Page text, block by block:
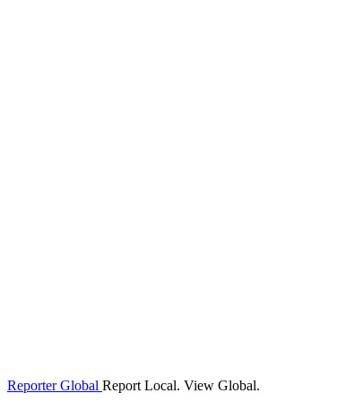
Reporter Global Report Local. View Global.